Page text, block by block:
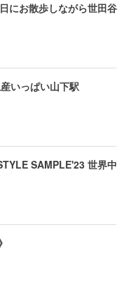
にお散歩しながら世田谷
いっぱい山下駅
SAMPLE'23 世界中